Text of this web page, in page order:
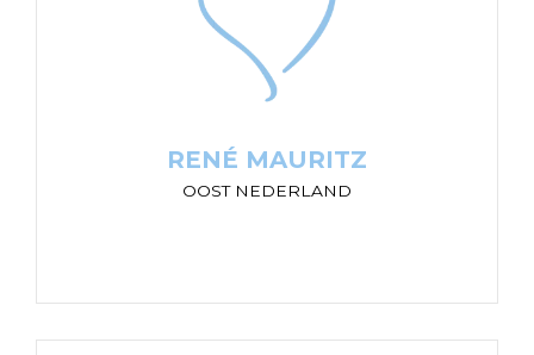
RENÉ MAURITZ
OOST NEDERLAND
OOST NEDERLAND
“Kinderen zijn kwetsbare kleine volwassenen in
een dop. Nu investeren in hun behoeften en
relatie met hun ouders geeft een hoog